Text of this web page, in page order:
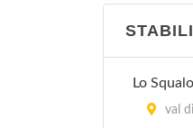
Lo
val